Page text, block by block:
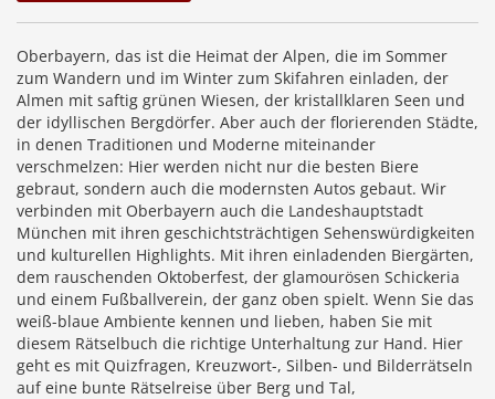
Oberbayern, das ist die Heimat der Alpen, die im Sommer
zum Wandern und im Winter zum Skifahren einladen, der
Almen mit saftig grünen Wiesen, der kristallklaren Seen und
der idyllischen Bergdörfer. Aber auch der florierenden Städte,
in denen Traditionen und Moderne miteinander
verschmelzen: Hier werden nicht nur die besten Biere
gebraut, sondern auch die modernsten Autos gebaut. Wir
verbinden mit Oberbayern auch die Landeshauptstadt
München mit ihren geschichtsträchtigen Sehenswürdigkeiten
und kulturellen Highlights. Mit ihren einladenden Biergärten,
dem rauschenden Oktoberfest, der glamourösen Schickeria
und einem Fußballverein, der ganz oben spielt. Wenn Sie das
weiß-blaue Ambiente kennen und lieben, haben Sie mit
diesem Rätselbuch die richtige Unterhaltung zur Hand. Hier
geht es mit Quizfragen, Kreuzwort-, Silben- und Bilderrätseln
auf eine bunte Rätselreise über Berg und Tal,